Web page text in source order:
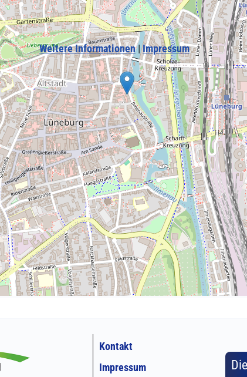
Kontakt
Impressum
Weitere Informationen|Impressum